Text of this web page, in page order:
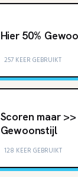
Hier 50%
257 KEER GEBRUIKT
Scoren maar
Gewoonstijl
128 KEER GEBRUIKT